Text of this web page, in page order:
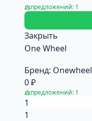
предложений: 1
Закрыть
One Wheel
Бренд: Onewheel
0 ₽
предложений: 1
1